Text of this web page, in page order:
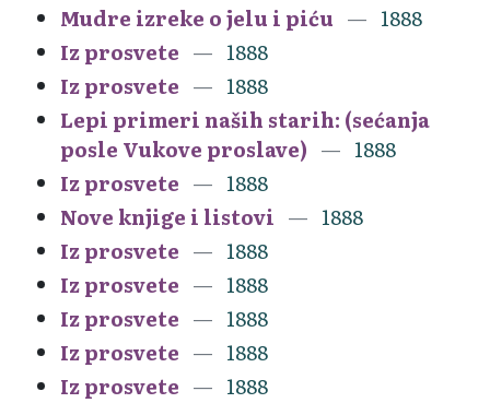
Mudre izreke o jelu i piću
1888
Iz prosvete
1888
Iz prosvete
1888
Lepi primeri naših starih: (sećanja
posle Vukove proslave)
1888
Iz prosvete
1888
Nove knjige i listovi
1888
Iz prosvete
1888
Iz prosvete
1888
Iz prosvete
1888
Iz prosvete
1888
Iz prosvete
1888